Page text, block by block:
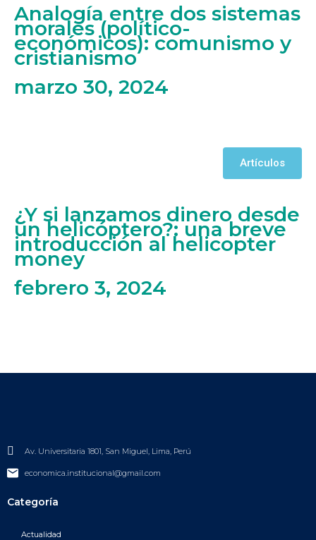
Analogía entre dos sistemas
morales (político-
económicos): comunismo y
cristianismo
marzo 30, 2024
Artículos
¿Y si lanzamos dinero desde
un helicóptero?: una breve
introducción al helicopter
money
febrero 3, 2024
Av. Universitaria 1801, San Miguel, Lima, Perú
economica.institucional@gmail.com
Categoría
Actualidad